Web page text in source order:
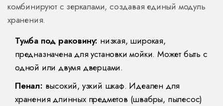
комбинируют с зеркалами, создавая единый модуль
хранения.
Тумба под раковину: низкая, широкая,
предназначена для установки мойки. Может быть с
одной или двумя дверцами.
Пенал: высокий, узкий шкаф. Идеален для
хранения длинных предметов (швабры, пылесос)